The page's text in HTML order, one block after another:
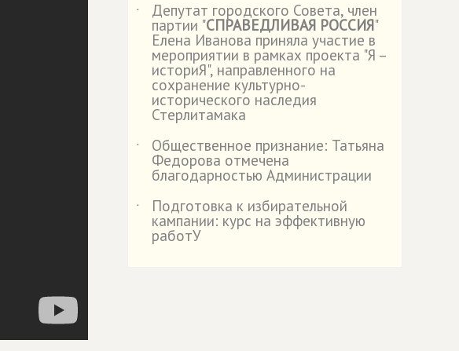
˙
Депутат городского Совета, член
партии "СПРАВЕДЛИВАЯ РОССИЯ"
Елена Иванова приняла участие в
мероприятии в рамках проекта "Я –
историЯ", направленного на
сохранение культурно-
исторического наследия
Стерлитамака
˙
Общественное признание: Татьяна
Федорова отмечена
благодарностью Администрации
˙
Подготовка к избирательной
кампании: курс на эффективную
работУ